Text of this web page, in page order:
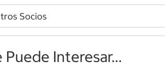
Socios
Puede Interesar...